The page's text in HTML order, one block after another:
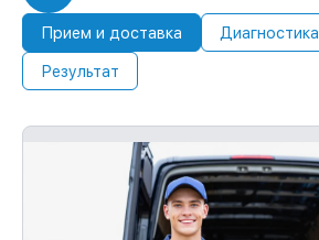
Прием и доставка Диагностика
Результат